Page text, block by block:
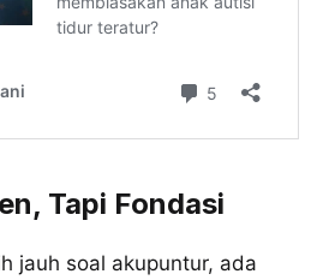
Tapi Fondasi
jauh soal akupuntur, ada